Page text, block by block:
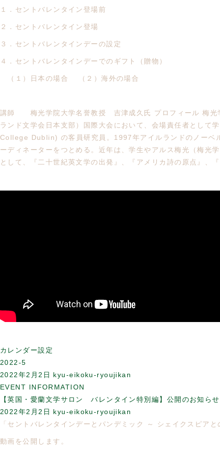
１．セントバレンタイン登場前
２．セントバレンタイン登場
３．セントバレンタインデーの設定
４．セントバレンタインデーでのギフト（贈物）
（１）日本の場合 （２）海外の場合
講師 梅光学院大学名誉教授 吉津成久氏 プロフィール 梅光
ランド文学会日本支部）国際大会において、会場責任者とし
College Dublin) の客員研究員。1997年アイルランドのノーベ
ーディネーターをつとめる。近年は、学生やアルス梅光（梅光
として、『二十世紀英文学の出発』、『アメリカ詩の原点』、
カレンダー設定
2022-5
2022年2月2日 kyu-eikoku-ryoujikan
EVENT INFORMATION
【英国・愛蘭文学サロン バレンタイン特別編】公開のお知ら
2022年2月2日 kyu-eikoku-ryoujikan
「セントバレンタインデーとパンデミック ～ シェイクスピア
動画を公開します。